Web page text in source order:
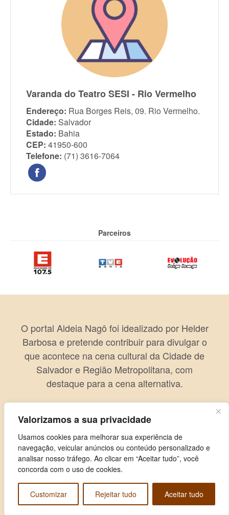
Valorizamos a sua privacidade
Usamos cookies para melhorar sua experiência de
navegação, veicular anúncios ou conteúdo personalizado e
analisar nosso tráfego. Ao clicar em “Aceitar tudo”, você
concorda com o uso de cookies.
Customizar Rejeitar tudo Aceitar tudo
Varanda do Teatro SESI - Rio Vermelho
Endereço: Rua Borges Reis, 09. Rio Vermelho.
Cidade: Salvador
Estado: Bahia
CEP: 41950-600
Telefone: (71) 3616-7064
Parceiros
O portal Aldeia Nagô foi idealizado por Helder
Barbosa e pretende contribuir para divulgar o
que acontece na cena cultural da Cidade de
Salvador e Região Metropolitana, com
destaque para a cena alternativa.
Copyright © 2026 Aldeia Nagô. Todos os direitos reservados.